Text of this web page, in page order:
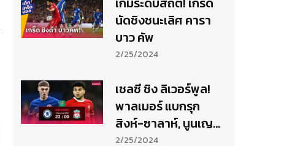
นัดชิงชนะเลิศ คารา
บาว คัพ
2/25/2024
เชลซี ชิง ลิเวอร์พูล!
พาลเมอร์ แบกรุก
สิงห์-ซาลาห์, นูนเญซ
ไม่ชัวร์
2/25/2024